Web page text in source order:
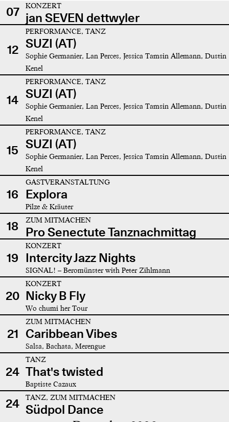
07
KONZERT
jan SEVEN dettwyler
12
PERFORMANCE, TANZ
SUZI (AT)
Sophie Germanier, Lan Perces, Jessica Tamsin Allemann, Dustin
Kenel
14
PERFORMANCE, TANZ
SUZI (AT)
Sophie Germanier, Lan Perces, Jessica Tamsin Allemann, Dustin
Kenel
15
PERFORMANCE, TANZ
SUZI (AT)
Sophie Germanier, Lan Perces, Jessica Tamsin Allemann, Dustin
Kenel
16
GASTVERANSTALTUNG
Explora
Pilze & Kräuter
18 ZUM MITMACHEN
Pro Senectute Tanznachmittag
19
KONZERT
Intercity Jazz Nights
SIGNAL! – Beromünster with Peter Zihlmann
20
KONZERT
Nicky B Fly
Wo chumi her Tour
21
ZUM MITMACHEN
Caribbean Vibes
Salsa, Bachata, Merengue
24
TANZ
That's twisted
Baptiste Cazaux
24 TANZ, ZUM MITMACHEN
Südpol Dance